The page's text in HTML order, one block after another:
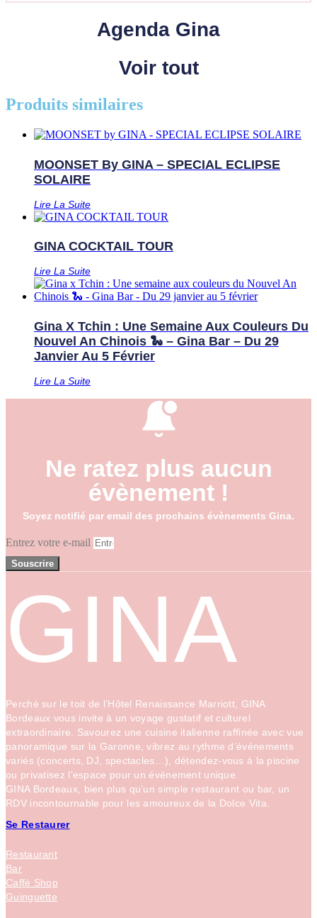
Agenda Gina
Voir tout
Produits similaires
MOONSET By GINA – SPECIAL ECLIPSE
SOLAIRE
Lire La Suite
GINA COCKTAIL TOUR
Lire La Suite
Gina X Tchin : Une Semaine Aux Couleurs Du
Nouvel An Chinois 🐍 – Gina Bar – Du 29
Janvier Au 5 Février
Lire La Suite
Ne ratez plus aucun
évènement !
Soyez notifié par email des prochains évènements Gina.
Entrez votre e-mail
Souscrire
GINA
Perché sur le toit de l’Hôtel Renaissance Marriott, GINA
Bordeaux vous invite à un voyage gustatif et culturel
extraordinaire. Savourez une cuisine italienne raffinée avec vue
panoramique sur la Garonne, vibrez au rythme d’événements
variés (concerts, DJ, spectacles…), détendez-vous à la piscine
ou privatisez l’espace pour un événement unique.
GINA Bordeaux, bien plus qu’un simple restaurant ou bar, un
RDV incontournable pour les amoureux de la Dolce Vita.
Se Restaurer
Restaurant
Bar
Caffè Shop
Guinguette